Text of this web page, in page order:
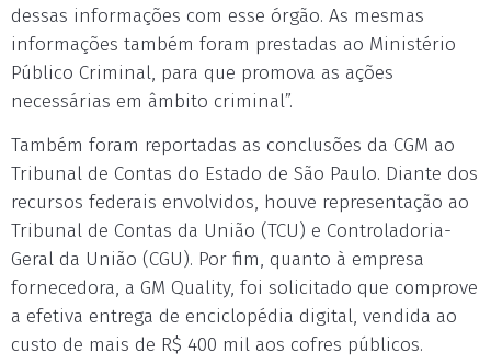
dessas informações com esse órgão. As mesmas
informações também foram prestadas ao Ministério
Público Criminal, para que promova as ações
necessárias em âmbito criminal”.
Também foram reportadas as conclusões da CGM ao
Tribunal de Contas do Estado de São Paulo. Diante dos
recursos federais envolvidos, houve representação ao
Tribunal de Contas da União (TCU) e Controladoria-
Geral da União (CGU). Por fim, quanto à empresa
fornecedora, a GM Quality, foi solicitado que comprove
a efetiva entrega de enciclopédia digital, vendida ao
custo de mais de R$ 400 mil aos cofres públicos.